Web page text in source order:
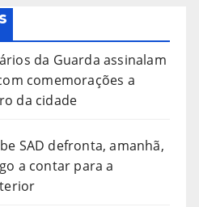
da Guarda assinalam
comemorações a
da cidade
SAD defronta, amanhã,
a contar para a